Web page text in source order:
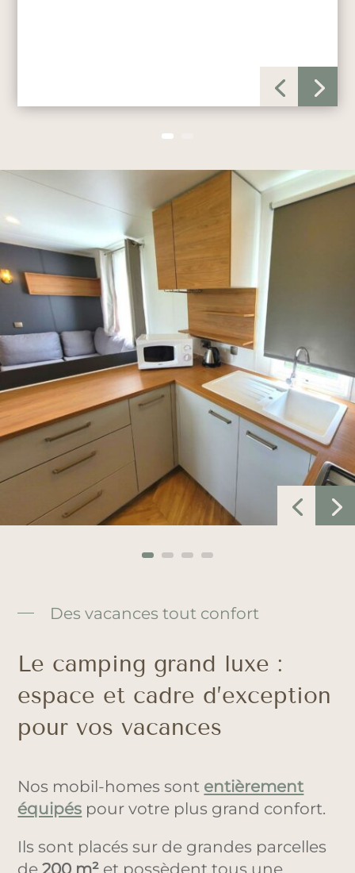
Des vacances tout confort
Le camping grand luxe :
espace et cadre d’exception
pour vos vacances
Nos mobil-homes sont entièrement
équipés pour votre plus grand confort.
Ils sont placés sur de grandes parcelles
de200 m² et possèdent tous une